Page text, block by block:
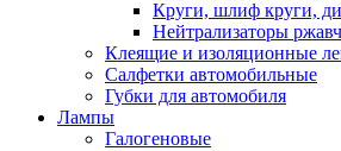
Круги, шлиф круги,
Нейтрализаторы
Клеящие и изоляционные
Салфетки автомобильные
Губки для автомобиля
Лампы
Галогеновые